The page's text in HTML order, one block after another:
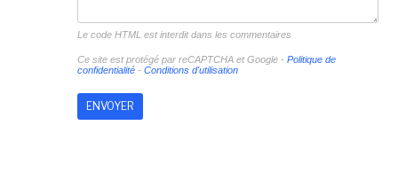
Le code HTML est interdit dans les commentaires
Ce site est protégé par reCAPTCHA et Google - Politique de
confidentialité- Conditions d'utilisation